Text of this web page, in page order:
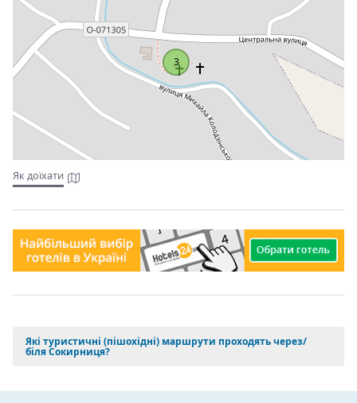
3
Як доїхати
Які туристичні (пішохідні) маршрути проходять через/
біля Сокирниця?